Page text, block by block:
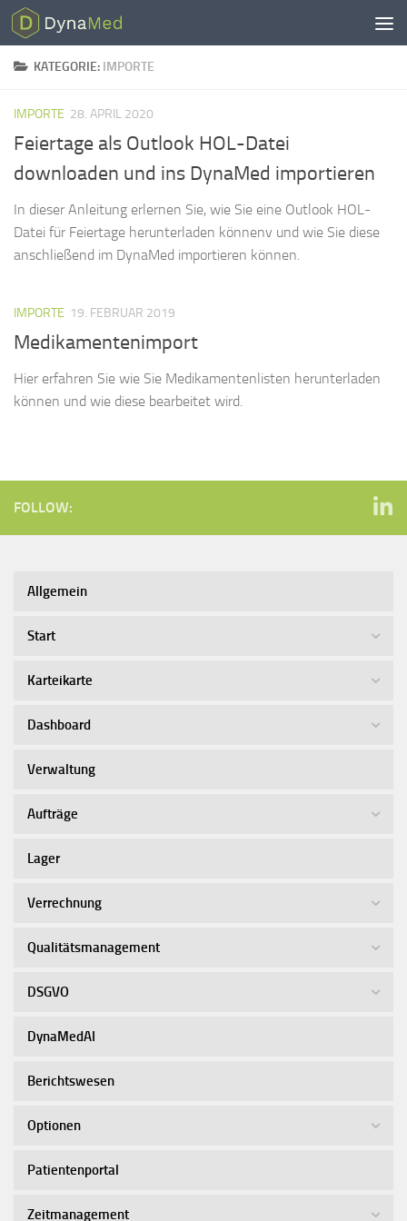
Zum Inhalt springen
KATEGORIE: IMPORTE
IMPORTE 28. APRIL 2020
Feiertage als Outlook HOL-Datei
downloaden und ins DynaMed importieren
In dieser Anleitung erlernen Sie, wie Sie eine Outlook HOL-
Datei für Feiertage herunterladen könnenv und wie Sie diese
anschließend im DynaMed importieren können.
IMPORTE 19. FEBRUAR 2019
Medikamentenimport
Hier erfahren Sie wie Sie Medikamentenlisten herunterladen
können und wie diese bearbeitet wird.
FOLLOW:
Allgemein
Start
Karteikarte
Dashboard
Verwaltung
Aufträge
Lager
Verrechnung
Qualitätsmanagement
DSGVO
DynaMedAI
Berichtswesen
Optionen
Patientenportal
Zeitmanagement